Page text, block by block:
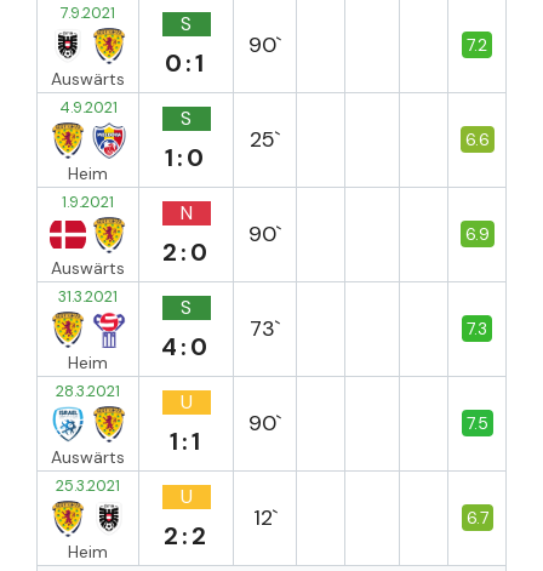
7.9.2021
Auswärts
S
0:1
90` 7.2
4.9.2021
Heim
S
1:0
25` 6.6
1.9.2021
Auswärts
N
2:0
90` 6.9
31.3.2021
Heim
S
4:0
73` 7.3
28.3.2021
Auswärts
U
1:1
90` 7.5
25.3.2021
Heim
U
2:2
12` 6.7